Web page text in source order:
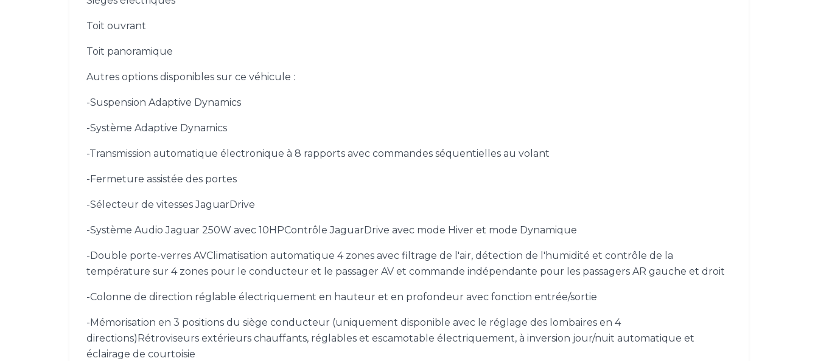
Toit ouvrant
Toit panoramique
Autres options disponibles sur ce véhicule :
-Suspension Adaptive Dynamics
-Système Adaptive Dynamics
-Transmission automatique électronique à 8 rapports avec commandes séquentielles au volant
-Fermeture assistée des portes
-Sélecteur de vitesses JaguarDrive
-Système Audio Jaguar 250W avec 10HPContrôle JaguarDrive avec mode Hiver et mode Dynamique
-Double porte-verres AVClimatisation automatique 4 zones avec filtrage de l'air, détection de l'humidité et contrôle de la
température sur 4 zones pour le conducteur et le passager AV et commande indépendante pour les passagers AR gauche et droit
-Colonne de direction réglable électriquement en hauteur et en profondeur avec fonction entrée/sortie
-Mémorisation en 3 positions du siège conducteur (uniquement disponible avec le réglage des lombaires en 4
directions)Rétroviseurs extérieurs chauffants, réglables et escamotable électriquement, à inversion jour/nuit automatique et
éclairage de courtoisie